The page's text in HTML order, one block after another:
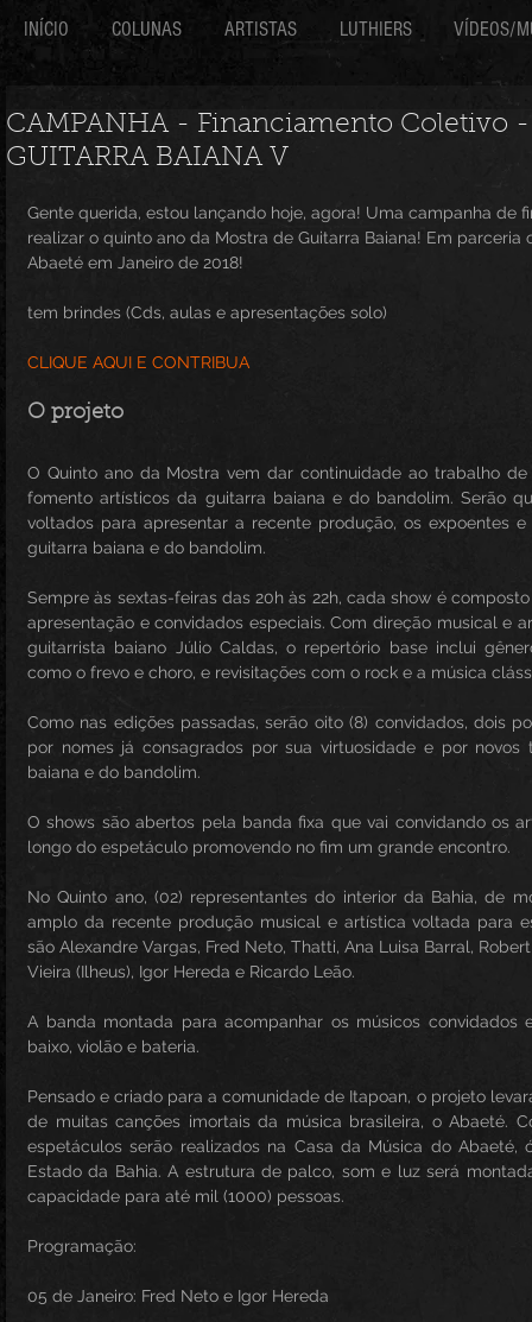
INÍCIO COLUNAS ARTISTAS LUTHIERS VÍDEOS/
CAMPANHA - Financiamento Coletivo -
GUITARRA BAIANA V
Gente querida, estou lançando hoje, agora! Uma campanha de
realizar o quinto ano da Mostra de Guitarra Baiana! Em
Abaeté em Janeiro de 2018!
tem brindes (Cds, aulas e apresentações solo)
CLIQUE AQUI E CONTRIBUA
O projeto
O Quinto ano da Mostra vem dar continuidade ao trabalho
fomento artísticos da guitarra baiana e do bandolim. Serão
voltados para apresentar a recente produção, os expoentes
guitarra baiana e do bandolim.
Sempre às sextas-feiras das 20h às 22h, cada show é
apresentação e convidados especiais. Com direção musical e
guitarrista baiano Júlio Caldas, o repertório base inclui
como o frevo e choro, e revisitações com o rock e a música
Como nas edições passadas, serão oito (8) convidados, dois
por nomes já consagrados por sua virtuosidade e por novos
baiana e do bandolim.
O shows são abertos pela banda fixa que vai convidando os
longo do espetáculo promovendo no fim um grande encontro.
No Quinto ano, (02) representantes do interior da Bahia, de
amplo da recente produção musical e artística voltada para
são Alexandre Vargas, Fred Neto, Thatti, Ana Luisa Barral,
Vieira (Ilheus), Igor Hereda e Ricardo Leão.
A banda montada para acompanhar os músicos convidados
baixo, violão e bateria.
Pensado e criado para a comunidade de Itapoan, o projeto
de muitas canções imortais da música brasileira, o Abaeté.
espetáculos serão realizados na Casa da Música do Abaeté,
Estado da Bahia. A estrutura de palco, som e luz será
capacidade para até mil (1000) pessoas.
Programação:
05 de Janeiro: Fred Neto e Igor Hereda